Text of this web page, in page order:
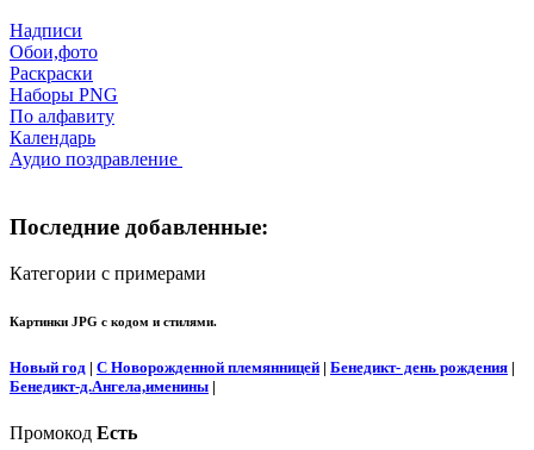
Надписи
Обои,фото
Раскраски
Наборы PNG
По алфавиту
Календарь
Аудио поздравление
Последние добавленные:
Категории с примерами
Картинки JPG с кодом и стилями.
Новый год | С Новорожденной племянницей | Бенедикт- день рождения |
Бенедикт-д.Ангела,именины |
Промокод Есть